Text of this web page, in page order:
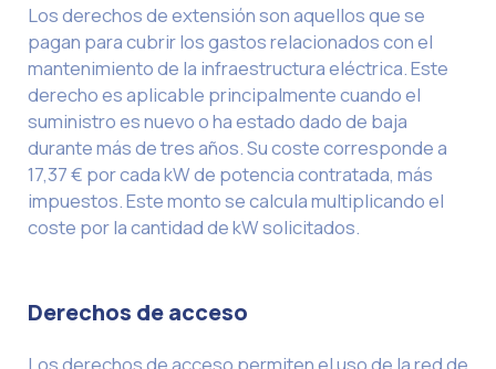
Los derechos de extensión son aquellos que se
pagan para cubrir los gastos relacionados con el
mantenimiento de la infraestructura eléctrica. Este
derecho es aplicable principalmente cuando el
suministro es nuevo o ha estado dado de baja
durante más de tres años. Su coste corresponde a
17,37 € por cada kW de potencia contratada, más
impuestos. Este monto se calcula multiplicando el
coste por la cantidad de kW solicitados.
Derechos de acceso
Los derechos de acceso permiten el uso de la red de